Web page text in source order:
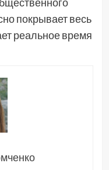
покрывает весь
реальное время